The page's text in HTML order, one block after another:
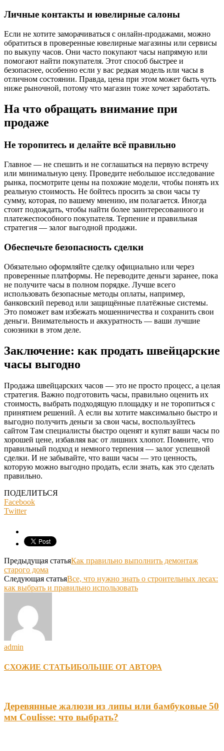
Личные контакты и ювелирные салоны
Если не хотите заморачиваться с онлайн-продажами, можно
обратиться в проверенные ювелирные магазины или сервисы
по выкупу часов. Они часто покупают часы напрямую или
помогают найти покупателя. Этот способ быстрее и
безопаснее, особенно если у вас редкая модель или часы в
отличном состоянии. Правда, цена при этом может быть чуть
ниже рыночной, потому что магазин тоже хочет заработать.
На что обращать внимание при
продаже
Не торопитесь и делайте всё правильно
Главное — не спешить и не соглашаться на первую встречу
или минимальную цену. Проведите небольшое исследование
рынка, посмотрите цены на похожие модели, чтобы понять их
реальную стоимость. Не бойтесь просить за свои часы ту
сумму, которая, по вашему мнению, им полагается. Иногда
стоит подождать, чтобы найти более заинтересованного и
платежеспособного покупателя. Терпение и правильная
стратегия — залог выгодной продажи.
Обеспечьте безопасность сделки
Обязательно оформляйте сделку официально или через
проверенные платформы. Не переводите деньги заранее, пока
не получите часы в полном порядке. Лучше всего
использовать безопасные методы оплаты, например,
банковский перевод или защищённые платёжные системы.
Это поможет вам избежать мошенничества и сохранить свои
деньги. Внимательность и аккуратность — ваши лучшие
союзники в этом деле.
Заключение: как продать швейцарские
часы выгодно
Продажа швейцарских часов — это не просто процесс, а целая
стратегия. Важно подготовить часы, правильно оценить их
стоимость, выбрать подходящую площадку и не торопиться с
принятием решений. А если вы хотите максимально быстро и
выгодно получить деньги за свои часы, воспользуйтесь
сайтом Там специалисты быстро оценят и купят ваши часы по
хорошей цене, избавляя вас от лишних хлопот. Помните, что
правильный подход и немного терпения — залог успешной
сделки. И не забывайте, что ваши часы — это ценность,
которую можно выгодно продать, если знать, как это сделать
правильно.
ПОДЕЛИТЬСЯ
Facebook
Twitter
Предыдущая статьяКак правильно выполнить демонтаж
старого дома
Следующая статьяВсе, что нужно знать о строительных лесах:
как выбрать и правильно использовать
admin
СХОЖИЕ СТАТЬИБОЛЬШЕ ОТ АВТОРА
Деревянные жалюзи из липы или бамбуковые 50
мм Coulisse: что выбрать?